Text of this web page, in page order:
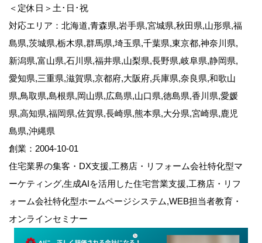
＜定休日＞土･日･祝
対応エリア：北海道,青森県,岩手県,宮城県,秋田県,山形県,福
島県,茨城県,栃木県,群馬県,埼玉県,千葉県,東京都,神奈川県,
新潟県,富山県,石川県,福井県,山梨県,長野県,岐阜県,静岡県,
愛知県,三重県,滋賀県,京都府,大阪府,兵庫県,奈良県,和歌山
県,鳥取県,島根県,岡山県,広島県,山口県,徳島県,香川県,愛媛
県,高知県,福岡県,佐賀県,長崎県,熊本県,大分県,宮崎県,鹿児
島県,沖縄県
創業：2004-10-01
住宅業界の集客・DX支援,工務店・リフォーム会社特化型マ
ーケティング,生成AIを活用した住宅営業支援,工務店・リフ
ォーム会社特化型ホームページシステム,WEB担当者教育・
オンラインセミナー